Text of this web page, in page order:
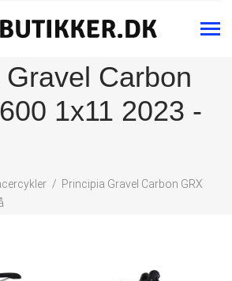
Carbon
1x11 2023 -
Principia Gravel Carbon GRX